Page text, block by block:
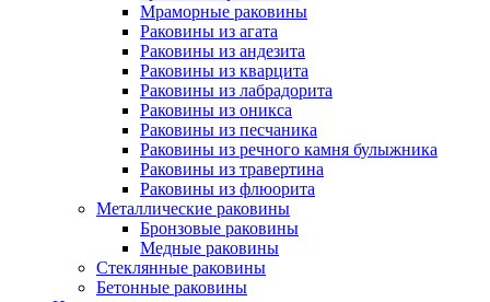
Мраморные раковины
Раковины из агата
Раковины из андезита
Раковины из кварцита
Раковины из лабрадорита
Раковины из оникса
Раковины из песчаника
Раковины из речного камня булыжника
Раковины из травертина
Раковины из флюорита
Металлические раковины
Бронзовые раковины
Медные раковины
Стеклянные раковины
Бетонные раковины